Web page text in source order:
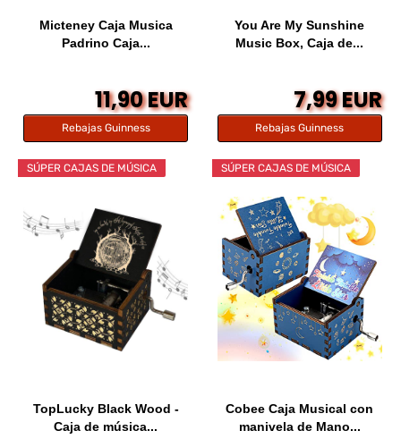
Micteney Caja Musica
Padrino Caja...
11,90 EUR
Rebajas Guinness
You Are My Sunshine
Music Box, Caja de...
7,99 EUR
Rebajas Guinness
SÚPER CAJAS DE MÚSICA
TopLucky Black Wood -
Caja de música...
SÚPER CAJAS DE MÚSICA
Cobee Caja Musical con
manivela de Mano...